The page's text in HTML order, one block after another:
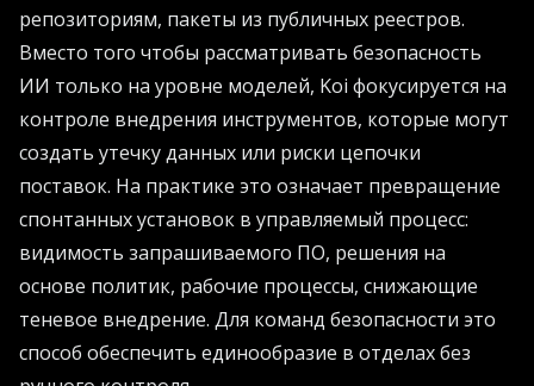
репозиториям, пакеты из публичных реестров.
Вместо того чтобы рассматривать безопасность
ИИ только на уровне моделей, Koi фокусируется на
контроле внедрения инструментов, которые могут
создать утечку данных или риски цепочки
поставок. На практике это означает превращение
спонтанных установок в управляемый процесс:
видимость запрашиваемого ПО, решения на
основе политик, рабочие процессы, снижающие
теневое внедрение. Для команд безопасности это
способ обеспечить единообразие в отделах без